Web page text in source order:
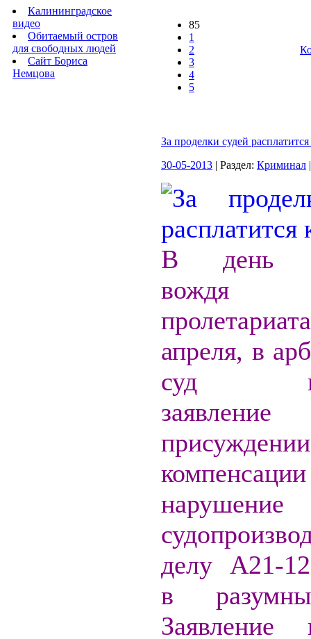
Калининградское
видео
Обитаемый остров
для свободных людей
Сайт Бориса
Немцова
85
1
2
3
4
5
За проделки судей расплатится
30-05-2013 | Раздел: Криминал
В день
вождя
апреля, в
суд
присуждении
нарушение
делу А21-
в
Заявление